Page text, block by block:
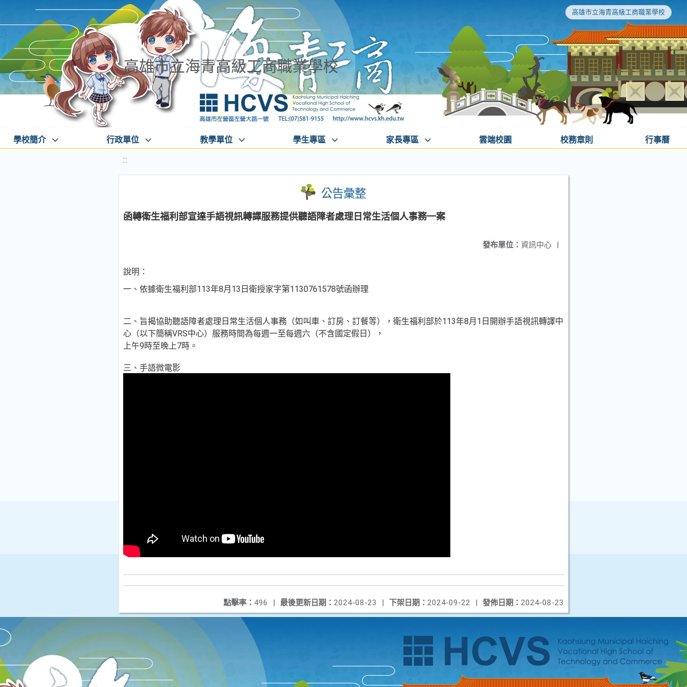
高雄市立海青高級工商職業學校
高雄市立海青高級工商職業學校
學校簡介 行政單位 教學單位 學生專區 家長專區 雲端校園 校務章則 行事曆
:::
公告彙整
函轉衛生福利部宣達手語視訊轉譯服務提供聽語障者處理日常生活個人事務一案
發布單位： 資訊中心 |
說明：
一、依據衛生福利部113年8月13日衛授家字第1130761578號函辦理
二、旨揭協助聽語障者處理日常生活個人事務（如叫車、訂房、訂餐等），衛生福利部於113年8月1日開辦手語視訊轉譯中
心（以下簡稱VRS中心）服務時間為每週一至每週六（不含國定假日），
上午9時至晚上7時。
三、手語微電影
發佈日期： 2024-08-23
下架日期： 2024-09-22 |
最後更新日期： 2024-08-23 |
點擊率： 496 |